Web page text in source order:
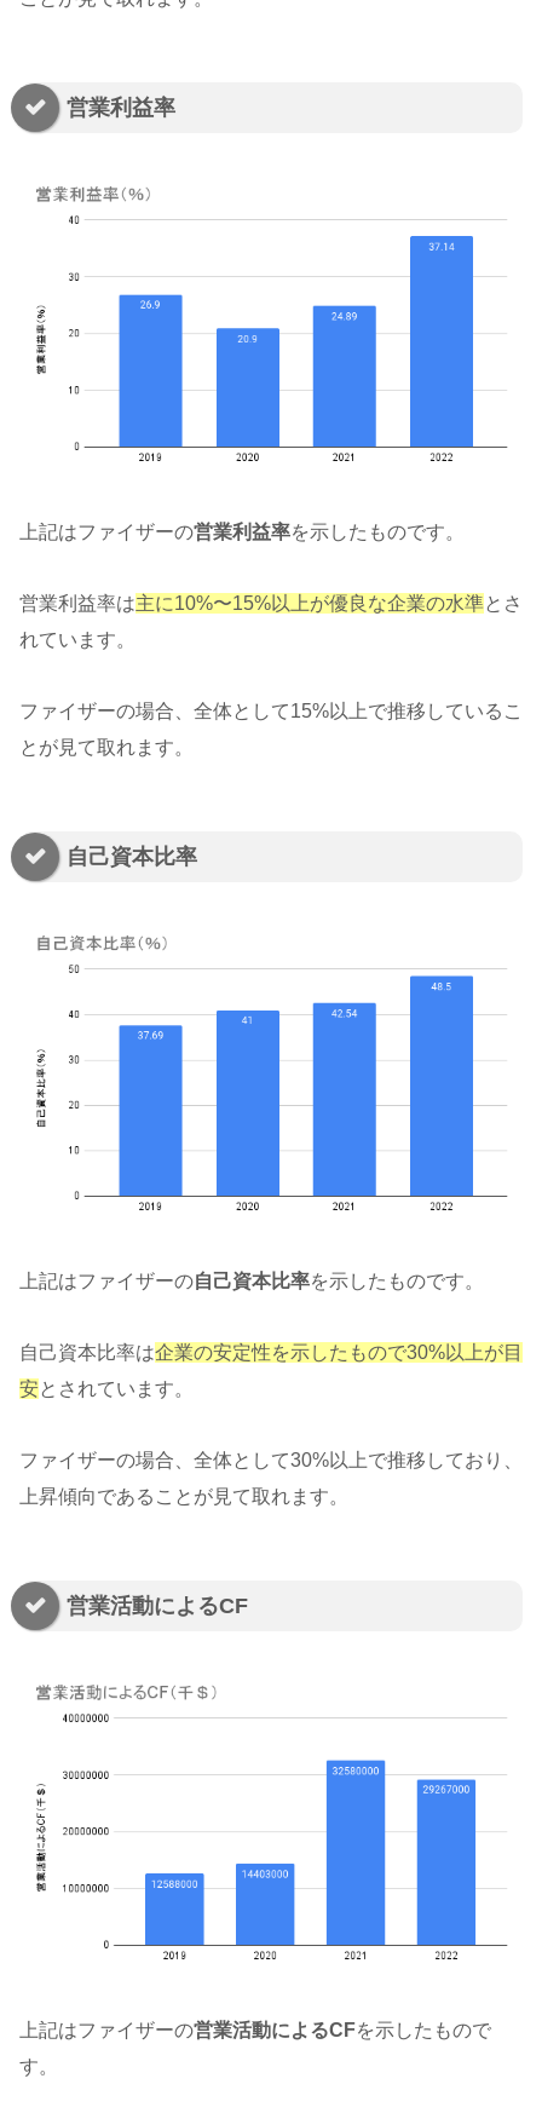
営業利益率
上記はファイザーの営業利益率を示したものです。
営業利益率は主に10%〜15%以上が優良な企業の水準 とさ
れています。
ファイザーの場合、全体として15%以上で推移しているこ
とが見て取れます。
自己資本比率
上記はファイザーの自己資本比率を示したものです。
自己資本比率は企業の安定性を示したもので30%以上が目
安とされています。
ファイザーの場合、全体として30%以上で推移しており、
上昇傾向であることが見て取れます。
営業活動によるCF
上記はファイザーの営業活動によるCFを示したもので
す。